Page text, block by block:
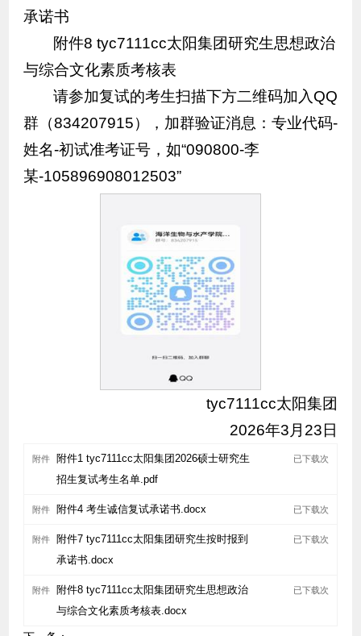
承诺书
附件8 tyc7111cc太阳集团研究生思想政治
与综合文化素质考核表
请参加复试的考生扫描下方二维码加入QQ
群（834207915），加群验证消息：专业代码-
姓名-初试准考证号，如“090800-李
某-105896908012503”
tyc7111cc太阳集团
2026年3月23日
附件
附件1 tyc7111cc太阳集团2026硕士研究生
招生复试考生名单.pdf
已下载次
附件 附件4 考生诚信复试承诺书.docx 已下载次
附件
附件7 tyc7111cc太阳集团研究生按时报到
承诺书.docx
已下载次
附件
附件8 tyc7111cc太阳集团研究生思想政治
与综合文化素质考核表.docx
已下载次